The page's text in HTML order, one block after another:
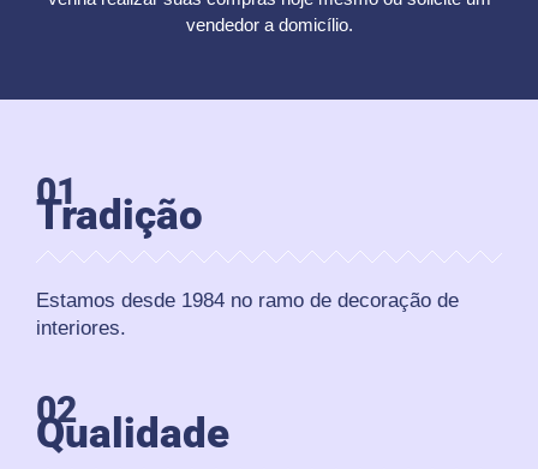
vendedor a domicílio.
01
Tradição
Estamos desde 1984 no ramo de decoração de
interiores.
02
Qualidade